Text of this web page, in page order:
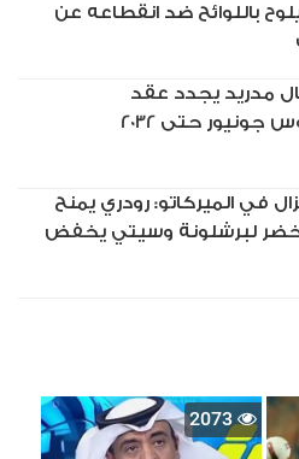
ويلوح باللوائح ضد انقطاعه عن
مدريد يجدد عقد
جونيور حتى 2032
في الميركاتو: رودري يمنح
لبرشلونة وسيتي يخفض
2073